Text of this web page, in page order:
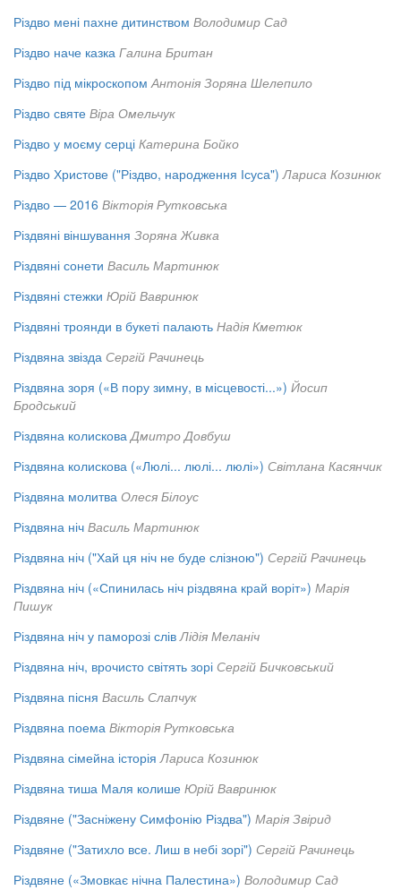
Різдво мені пахне дитинством Володимир Сад
Різдво наче казка Галина Британ
Різдво під мікроскопом Антонія Зоряна Шелепило
Різдво святе Віра Омельчук
Різдво у моєму серці Катерина Бойко
Різдво Христове ("Різдво, народження Ісуса") Лариса Козинюк
Різдво — 2016 Вікторія Рутковська
Різдвяні віншування Зоряна Живка
Різдвяні сонети Василь Мартинюк
Різдвяні стежки Юрій Вавринюк
Різдвяні троянди в букеті палають Надія Кметюк
Різдвяна звізда Сергій Рачинець
Різдвяна зоря («В пору зимну, в місцевості...») Йосип
Бродський
Різдвяна колискова Дмитро Довбуш
Різдвяна колискова («Люлі... люлі... люлі») Світлана Касянчик
Різдвяна молитва Олеся Білоус
Різдвяна ніч Василь Мартинюк
Різдвяна ніч ("Хай ця ніч не буде слізною") Сергій Рачинець
Різдвяна ніч («Спинилась ніч різдвяна край воріт») Марія
Пишук
Різдвяна ніч у паморозі слів Лідія Меланіч
Різдвяна ніч, врочисто світять зорі Сергій Бичковський
Різдвяна пісня Василь Слапчук
Різдвяна поема Вікторія Рутковська
Різдвяна сімейна історія Лариса Козинюк
Різдвяна тиша Маля колише Юрій Вавринюк
Різдвяне ("Засніжену Симфонію Різдва") Марія Звірид
Різдвяне ("Затихло все. Лиш в небі зорі") Сергій Рачинець
Різдвяне («Змовкає нічна Палестина») Володимир Сад